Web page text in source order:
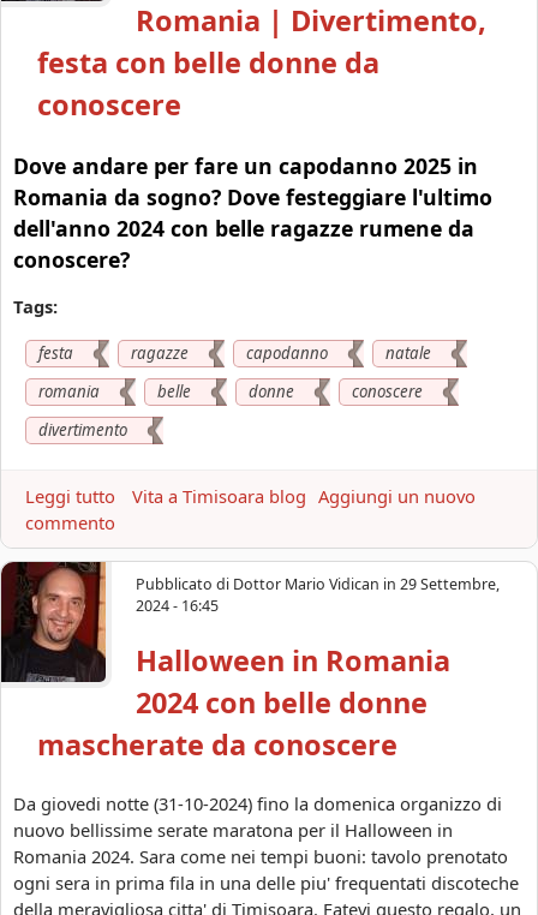
d
a
n
o
2
0
2
6
R
o
m
a
n
D
m
t
o
s
i
Romania | Divertimento,
festa con belle donne da
conoscere
Dove andare per fare un capodanno 2025 in
Romania da sogno? Dove festeggiare l'ultimo
dell'anno 2024 con belle ragazze rumene da
conoscere?
Tags:
festa ragazze capodanno
natale
romania
belle donne
conoscere
divertimento
Leggi tutto
o
d
a
n
o
2
0
Vita a Timisoara blog Aggiungi un nuovo
commento
Pubblicato di Dottor Mario Vidican in 29 Settembre,
2024 - 16:45
Halloween in Romania
2024 con belle donne
mascherate da conoscere
Da giovedi notte (31-10-2024) fino la domenica organizzo di
nuovo bellissime serate maratona per il Halloween in
Romania 2024. Sara come nei tempi buoni: tavolo prenotato
ogni sera in prima fila in una delle piu' frequentati discoteche
della meravigliosa citta' di Timisoara. Fatevi questo regalo, un